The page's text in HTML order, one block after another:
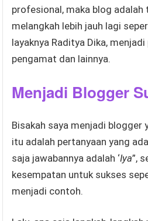
profesional, maka blog
melangkah lebih jauh lagi
layaknya Raditya Dika,
pengamat dan lainnya.
Menjadi Blogger
Bisakah saya menjadi blogger
itu adalah pertanyaan yang
saja jawabannya adalah ‘Iya”,
kesempatan untuk sukses
menjadi contoh.